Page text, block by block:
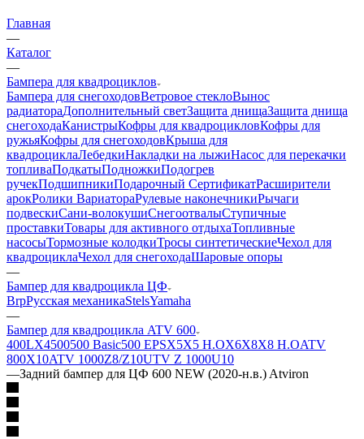
Главная
—
Каталог
—
Бампера для квадроциклов
Бампера для снегоходовВетровое стеклоВынос
радиатораДополнительный светЗащита днищаЗащита днища
снегоходаКанистрыКофры для квадроцикловКофры для
ружьяКофры для снегоходовКрыша для
квадроциклаЛебедкиНакладки на лыжиНасос для перекачки
топливаПодкатыПодножкиПодогрев
ручекПодшипникиПодарочный СертификатРасширители
арокРолики ВариатораРулевые наконечникиРычаги
подвескиСани-волокушиСнегоотвалыСтупичные
проставкиТовары для активного отдыхаТопливные
насосыТормозные колодкиТросы синтетическиеЧехол для
квадроциклаЧехол для снегоходаШаровые опоры
—
Бампер для квадроцикла ЦФ
BrpРусская механикаStelsYamaha
—
Бампер для квадроцикла ATV 600
400LX4500500 Basic500 EPSX5X5 H.OX6X8X8 H.OATV
800X10ATV 1000Z8/Z10UTV Z 1000U10
—Задний бампер для ЦФ 600 NEW (2020-н.в.) Atviron